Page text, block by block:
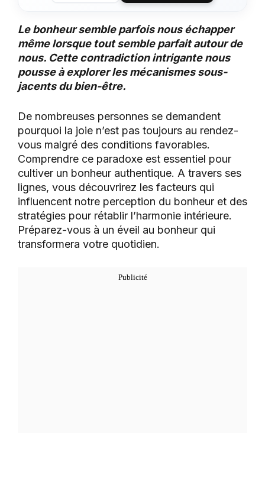
Le bonheur semble parfois nous échapper
même lorsque tout semble parfait autour de
nous. Cette contradiction intrigante nous
pousse à explorer les mécanismes sous-
jacents du bien-être.
De nombreuses personnes se demandent
pourquoi la joie n’est pas toujours au rendez-
vous malgré des conditions favorables.
Comprendre ce paradoxe est essentiel pour
cultiver un bonheur authentique. A travers ses
lignes, vous découvrirez les facteurs qui
influencent notre perception du bonheur et des
stratégies pour rétablir l’harmonie intérieure.
Préparez-vous à un éveil au bonheur qui
transformera votre quotidien.